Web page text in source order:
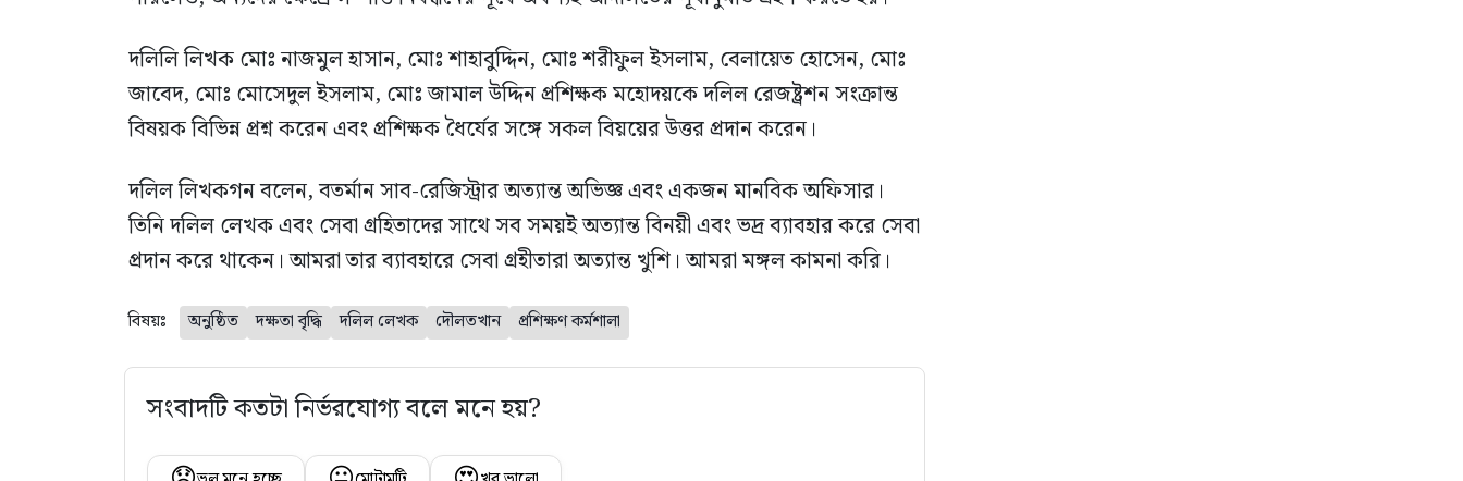
দলিলি লিখক মোঃ নাজমুল হাসান, মোঃ শাহাবুদ্দিন, মোঃ শরীফুল ইসলাম, বেলায়েত হোসেন, মোঃ
জাবেদ, মোঃ মোসেদুল ইসলাম, মোঃ জামাল উদ্দিন প্রশিক্ষক মহোদয়কে দলিল রেজষ্ট্রশন সংক্রান্ত
বিষয়ক বিভিন্ন প্রশ্ন করেন এবং প্রশিক্ষক ধৈর্যের সঙ্গে সকল বিয়য়ের উত্তর প্রদান করেন।
দলিল লিখকগন বলেন, বতর্মান সাব-রেজিস্ট্রার অত‍্যান্ত অভিজ্ঞ এবং একজন মানবিক অফিসার।
তিনি দলিল লেখক এবং সেবা গ্রহিতাদের সাথে সব সময়ই অত‍্যান্ত বিনয়ী এবং ভদ্র ব‍্যাবহার করে সেবা
প্রদান করে থাকেন। আমরা তার ব‍্যাবহারে সেবা গ্রহীতারা অত্যান্ত খুশি। আমরা মঙ্গল কামনা করি।
বিষয়ঃ অনুষ্ঠিত দক্ষতা বৃদ্ধি দলিল লেখক দৌলতখান প্রশিক্ষণ কর্মশালা
সংবাদটি কতটা নির্ভরযোগ্য বলে মনে হয়?